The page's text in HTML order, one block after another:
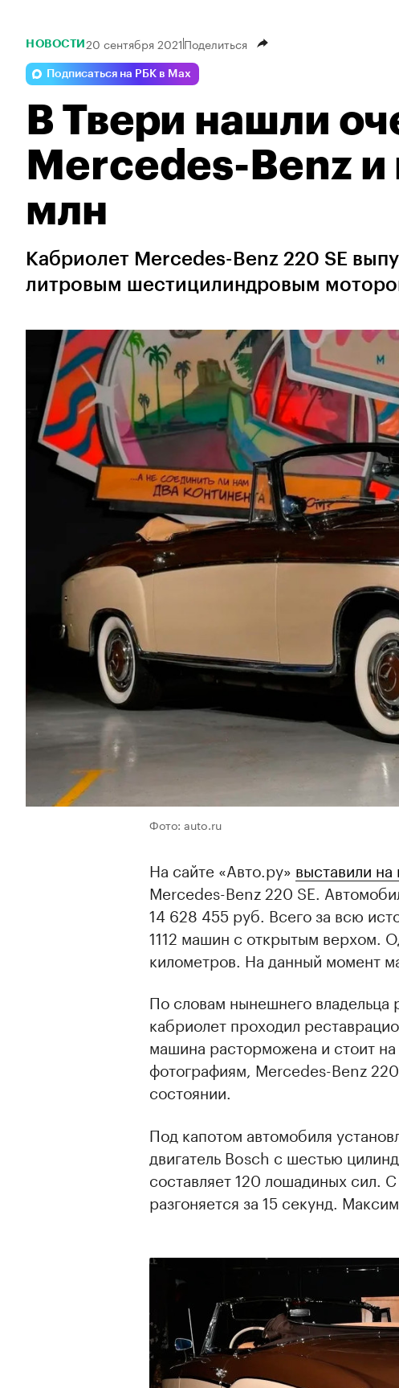
НОВОСТИ 20 сентября 2021Поделиться
Подписаться на РБК в Max
В Твери нашли
Mercedes-Benz
млн
Кабриолет Mercedes-Benz 220 SE
литровым шестицилиндровым
Фото: auto.ru
На сайте «Авто.ру» выставили
Mercedes-Benz 220 SE.
14 628 455 руб. Всего за всю
1112 машин с открытым верхом.
километров. На данный момент
По словам нынешнего владельца
кабриолет проходил
машина расторможена и стоит
фотографиям, Mercedes-Benz
состоянии.
Под капотом автомобиля
двигатель Bosch с шестью
составляет 120 лошадиных сил.
разгоняется за 15 секунд.